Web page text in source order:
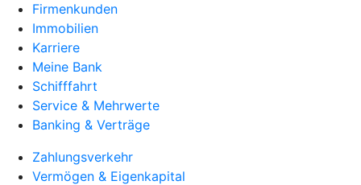
Firmenkunden
Immobilien
Karriere
Meine Bank
Schifffahrt
Service & Mehrwerte
Banking & Verträge
Zahlungsverkehr
Vermögen & Eigenkapital